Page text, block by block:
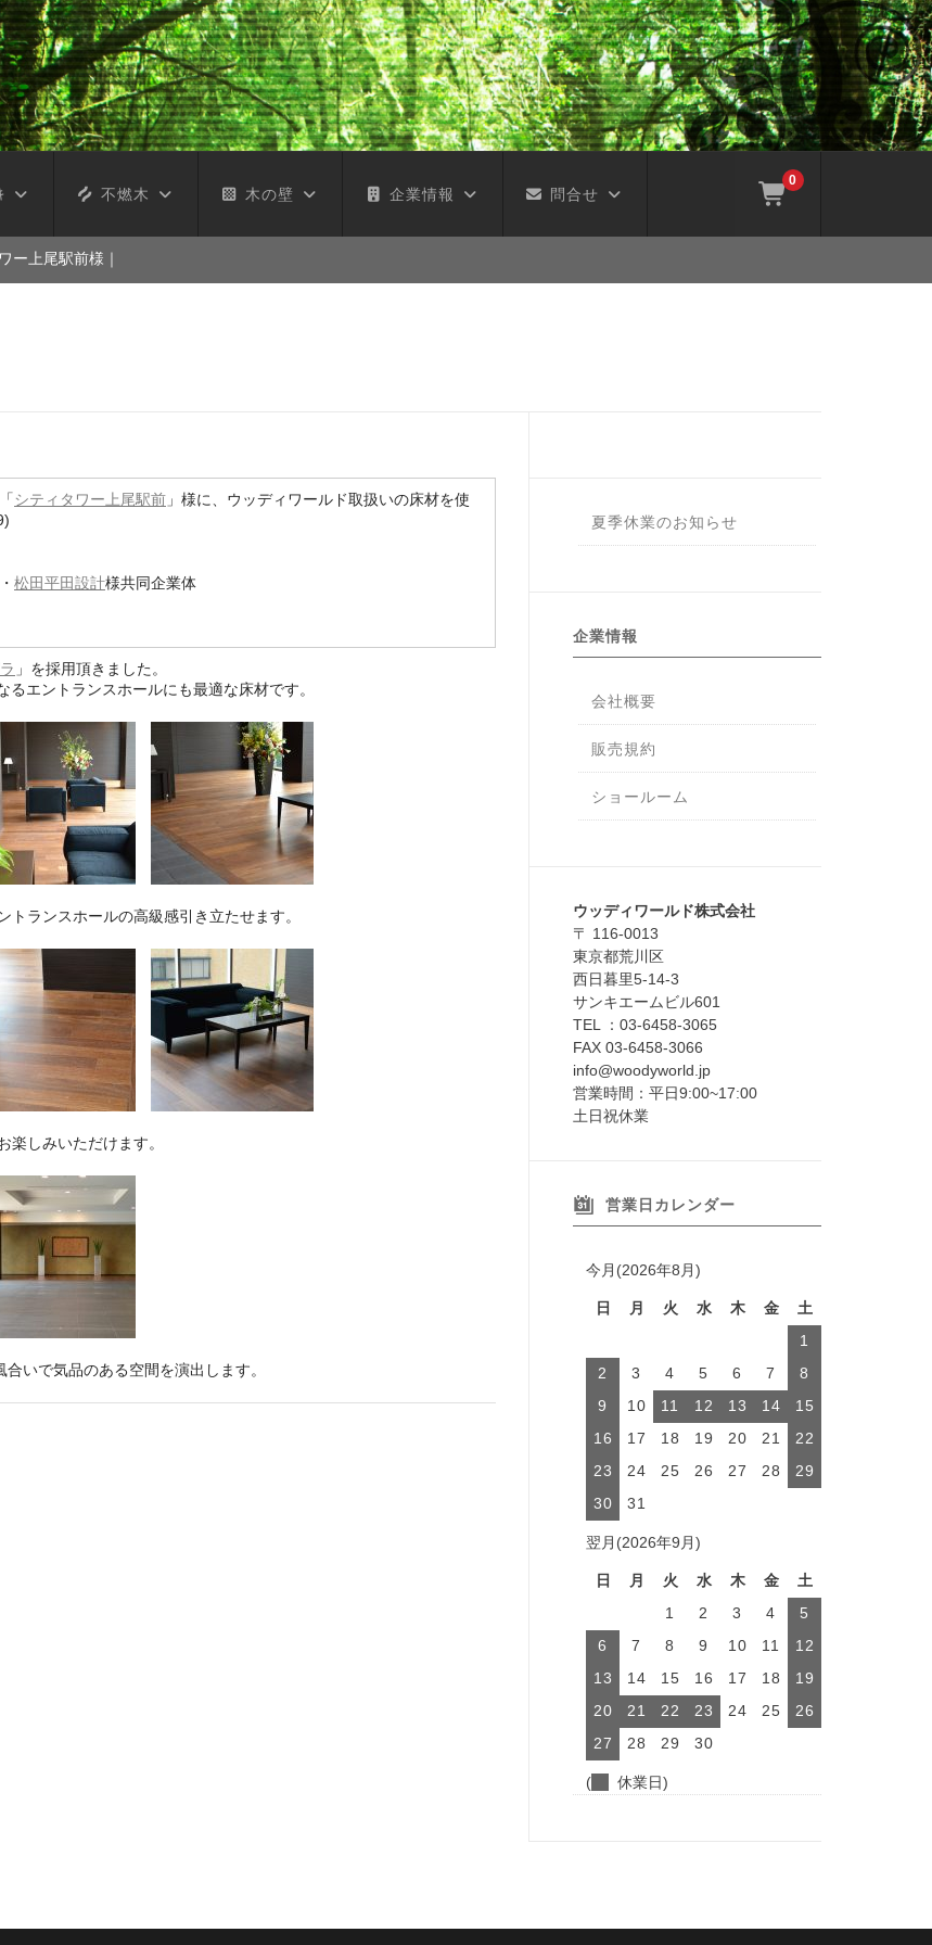
0
不燃木 木の壁 企業情報 問合せ
ー上尾駅前様 ｜
シティタワー上尾駅前 」様に、ウッディワールド取扱いの床材を使
松田平田設計様共同企業体
」を採用頂きました。
エントランスホールにも最適な床材です。
ランスホールの高級感引き立たせます。
しみいただけます。
いで気品のある空間を演出します。
夏季休業のお知らせ
企業情報
会社概要
販売規約
ショールーム
ウッディワールド株式会社
〒 116-0013
東京都荒川区
西日暮里5-14-3
サンキエームビル601
TEL ：03-6458-3065
FAX 03-6458-3066
info@woodyworld.jp
営業時間：平日9:00~17:00
土日祝休業
営業日カレンダー
今月(2026年8月)
日 月 火 水 木 金
土
1
2
3 4 5 6 7
8
9
10 11 12 13 14
15
16
17 18 19 20 21
22
23
24 25 26 27 28
29
30
31
翌月(2026年9月)
日 月 火 水 木 金
土
1
2 3 4
5
6
7 8 9 10 11
12
13
14 15 16 17 18
19
20
21 22 23 24 25
26
27
28 29 30
( 休業日)